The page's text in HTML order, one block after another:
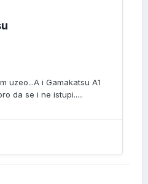
uzeo...A i Gamakatsu A1
da se i ne istupi.....